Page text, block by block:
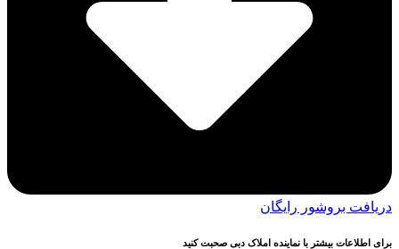
دریافت بروشور رایگان
برای اطلاعات بیشتر با نماینده املاک دبی صحبت کنید